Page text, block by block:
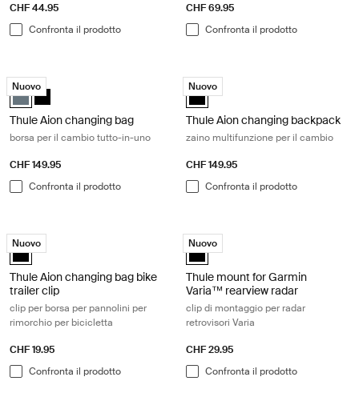
CHF 44.95
Confronta il prodotto
CHF 69.95
Confronta il prodotto
Thule Aion changing bag borsa per il cambio tutto-in-uno Dark slate
Nuovo
Thule Aion changing bag Ardesia scura (selected)
Thule Aion changing bag Nero
Thule Aion changing bag
borsa per il cambio tutto-in-uno
CHF 149.95
Confronta il prodotto
Thule Aion changing backpack
Nuovo
Thule Aion changing backpack
Thule Aion changing backpack
zaino multifunzione per il cambio
CHF 149.95
Confronta il prodotto
Thule Aion changing bag bike trailer clip clip per borsa per pannolini
Nuovo
Thule Aion changing bag bike trailer clip Nero (selected)
Thule Aion changing bag bike
trailer clip
clip per borsa per pannolini per
rimorchio per bicicletta
CHF 19.95
Confronta il prodotto
Thule mount for Garmin Varia™
Nuovo
Thule mount for Garmin Varia™
Thule mount for Garmin
Varia™ rearview radar
clip di montaggio per radar
retrovisori Varia
CHF 29.95
Confronta il prodotto